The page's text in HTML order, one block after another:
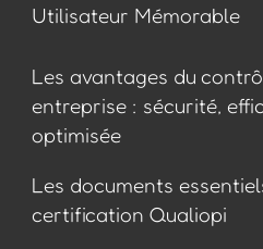
Utilisateur Mémorable
Les avantages du
entreprise : sécurité,
optimisée
Les documents
certification Qualiopi